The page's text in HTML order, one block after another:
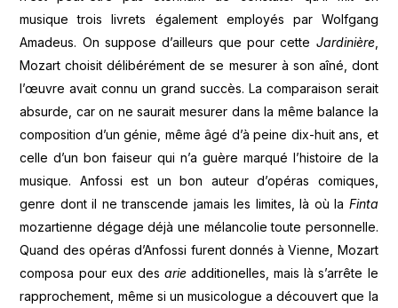
musique trois livrets également employés par Wolfgang
Amadeus. On suppose d’ailleurs que pour cette Jardinière,
Mozart choisit délibérément de se mesurer à son aîné, dont
l’œuvre avait connu un grand succès. La comparaison serait
absurde, car on ne saurait mesurer dans la même balance la
composition d’un génie, même âgé d’à peine dix-huit ans, et
celle d’un bon faiseur qui n’a guère marqué l’histoire de la
musique. Anfossi est un bon auteur d’opéras comiques,
genre dont il ne transcende jamais les limites, là où la Finta
mozartienne dégage déjà une mélancolie toute personnelle.
Quand des opéras d’Anfossi furent donnés à Vienne, Mozart
composa pour eux des arieadditionelles, mais là s’arrête le
rapprochement, même si un musicologue a découvert que la